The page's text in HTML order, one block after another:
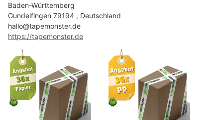
Baden-Württemberg
Gundelfingen 79194 , Deutschland
hallo@tapemonster.de
https://tapemonster.de